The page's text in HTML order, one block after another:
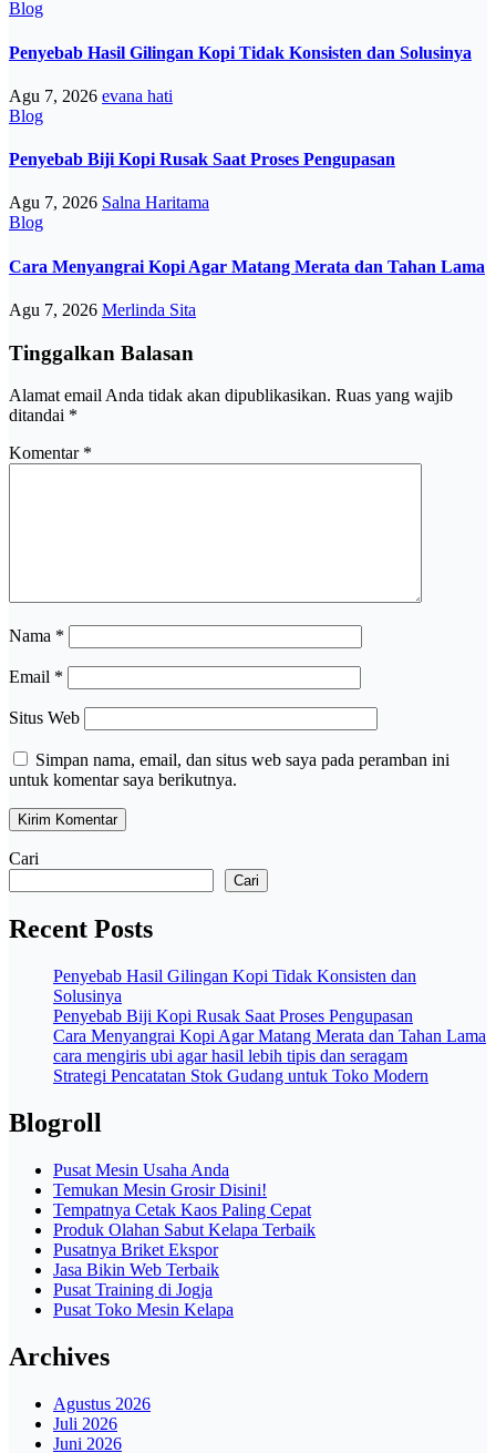
Blog
Penyebab Hasil Gilingan Kopi Tidak Konsisten dan Solusinya
Agu 7, 2026 evana hati
Blog
Penyebab Biji Kopi Rusak Saat Proses Pengupasan
Agu 7, 2026 Salna Haritama
Blog
Cara Menyangrai Kopi Agar Matang Merata dan Tahan Lama
Agu 7, 2026 Merlinda Sita
Tinggalkan Balasan
Alamat email Anda tidak akan dipublikasikan. Ruas yang wajib
ditandai *
Komentar *
Nama *
Email *
Situs Web
Simpan nama, email, dan situs web saya pada peramban ini
untuk komentar saya berikutnya.
Cari
Cari
Recent Posts
Penyebab Hasil Gilingan Kopi Tidak Konsisten dan
Solusinya
Penyebab Biji Kopi Rusak Saat Proses Pengupasan
Cara Menyangrai Kopi Agar Matang Merata dan Tahan Lama
cara mengiris ubi agar hasil lebih tipis dan seragam
Strategi Pencatatan Stok Gudang untuk Toko Modern
Blogroll
Pusat Mesin Usaha Anda
Temukan Mesin Grosir Disini!
Tempatnya Cetak Kaos Paling Cepat
Produk Olahan Sabut Kelapa Terbaik
Pusatnya Briket Ekspor
Jasa Bikin Web Terbaik
Pusat Training di Jogja
Pusat Toko Mesin Kelapa
Archives
Agustus 2026
Juli 2026
Juni 2026